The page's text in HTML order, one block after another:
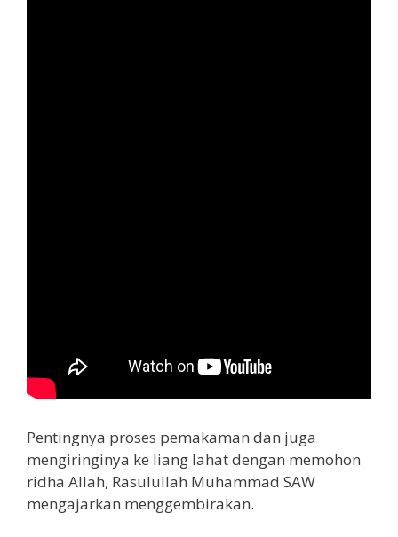
Pentingnya proses pemakaman dan juga
mengiringinya ke liang lahat dengan memohon
ridha Allah, Rasulullah Muhammad SAW
mengajarkan menggembirakan.